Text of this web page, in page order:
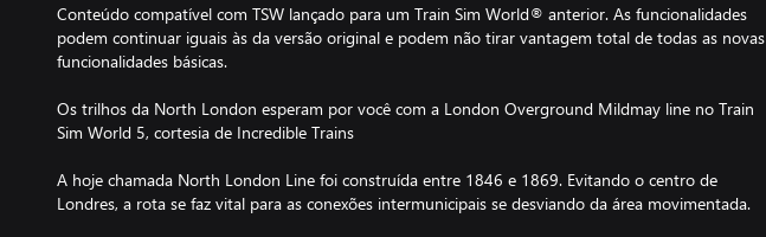
Conteúdo compatível com TSW lançado para um Train Sim World® anterior. As funcionalidades
podem continuar iguais às da versão original e podem não tirar vantagem total de todas as novas
funcionalidades básicas.
Os trilhos da North London esperam por você com a London Overground Mildmay line no Train
Sim World 5, cortesia de Incredible Trains
A hoje chamada North London Line foi construída entre 1846 e 1869. Evitando o centro de
Londres, a rota se faz vital para as conexões intermunicipais se desviando da área movimentada.